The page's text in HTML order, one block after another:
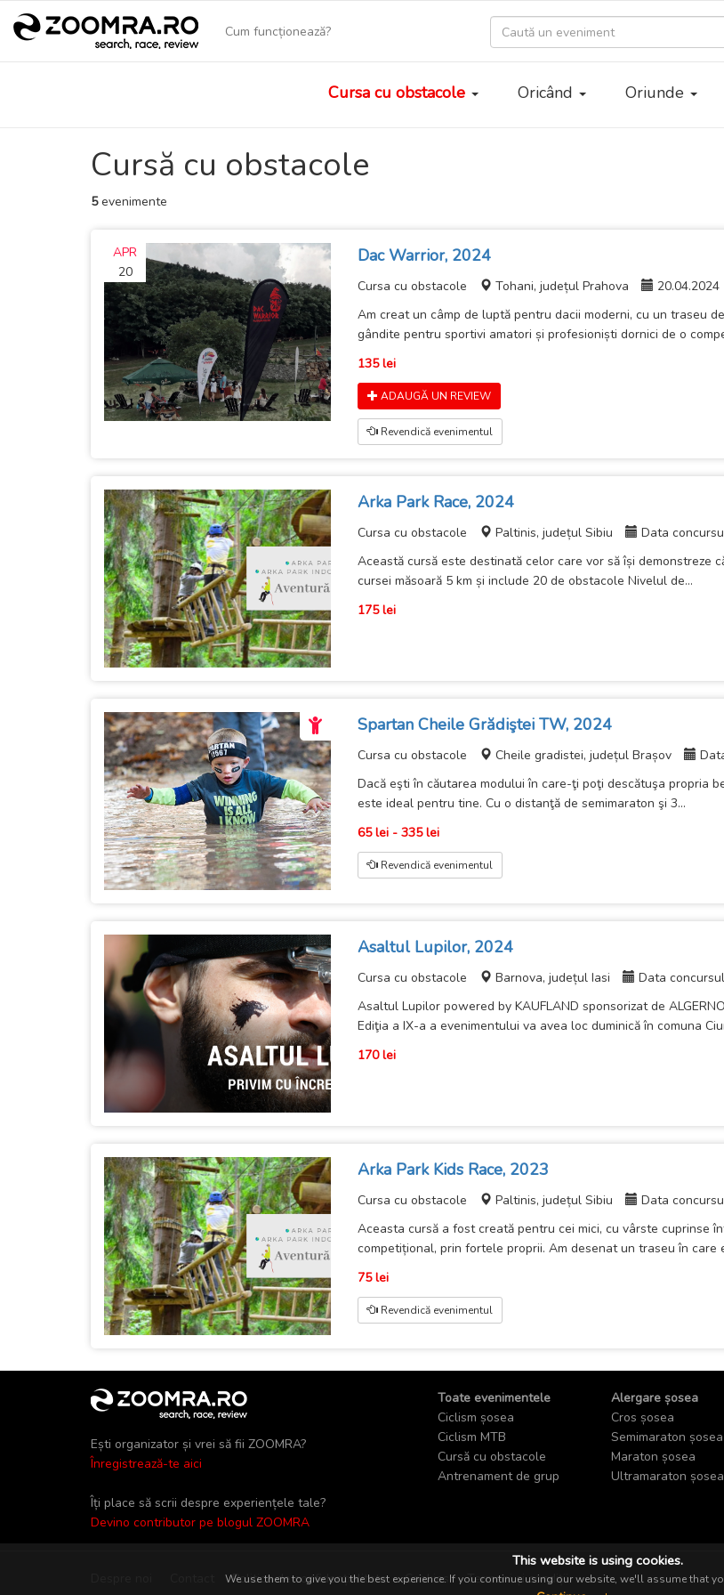
Cum funcționează?
Cursa cu obstacole Oricând Oriunde
Cursă cu obstacole
5evenimente
APR
20
Dac Warrior, 2024
Cursa cu obstacole Tohani, județul Prahova
20.04.2024
Am creat un câmp de luptă pentru dacii moderni, cu un traseu
gândite pentru sportivi amatori și profesioniști dornici de o
135 lei
ADAUGĂ UN REVIEW
Revendică evenimentul
Arka Park Race, 2024
Cursa cu obstacole Paltinis, județul Sibiu
Data
Această cursă este destinată celor care vor să își demonstreze
cursei măsoară 5 km și include 20 de obstacole Nivelul de...
175 lei
Spartan Cheile Grădiştei TW, 2024
Cursa cu obstacole Cheile gradistei, județul Brașov
Dacă eşti în căutarea modului în care-ţi poţi descătuşa propria
este ideal pentru tine. Cu o distanţă de semimaraton şi 3...
65 lei - 335 lei
Revendică evenimentul
Asaltul Lupilor, 2024
Cursa cu obstacole Barnova, județul Iasi
Data
Asaltul Lupilor powered by KAUFLAND sponsorizat de
Ediţia a IX-a a evenimentului va avea loc duminică în comuna
170 lei
Arka Park Kids Race, 2023
Cursa cu obstacole Paltinis, județul Sibiu
Data
Aceasta cursă a fost creată pentru cei mici, cu vârste cuprinse
competițional, prin fortele proprii. Am desenat un traseu în care
75 lei
Revendică evenimentul
Ești organizator și vrei să fii ZOOMRA?
Înregistrează-te aici
Îți place să scrii despre experiențele tale?
Devino contributor pe blogul ZOOMRA
Toate evenimentele
Ciclism șosea
Ciclism MTB
Cursă cu obstacole
Antrenament de grup
Alergare șosea
Cros șosea
Semimaraton șosea
Maraton șosea
Ultramaraton șosea
Politica de confidențialitate Cookies Termeni și condiții
This website is using cookies.
We use them to give you the best experience. If you continue using our website, we'll assume that